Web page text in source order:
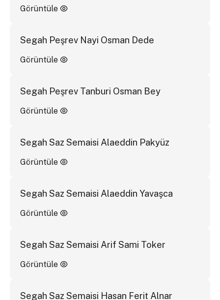
Görüntüle
Segah Peşrev Nayi Osman Dede
Görüntüle
Segah Peşrev Tanburi Osman Bey
Görüntüle
Segah Saz Semaisi Alaeddin Pakyüz
Görüntüle
Segah Saz Semaisi Alaeddin Yavaşca
Görüntüle
Segah Saz Semaisi Arif Sami Toker
Görüntüle
Segah Saz Semaisi Hasan Ferit Alnar